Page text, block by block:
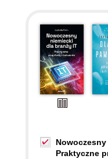
Praktyczne